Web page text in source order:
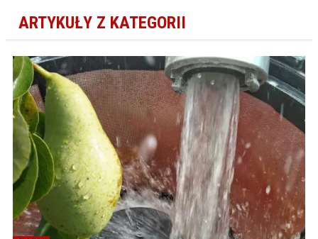
ARTYKUŁY Z KATEGORII